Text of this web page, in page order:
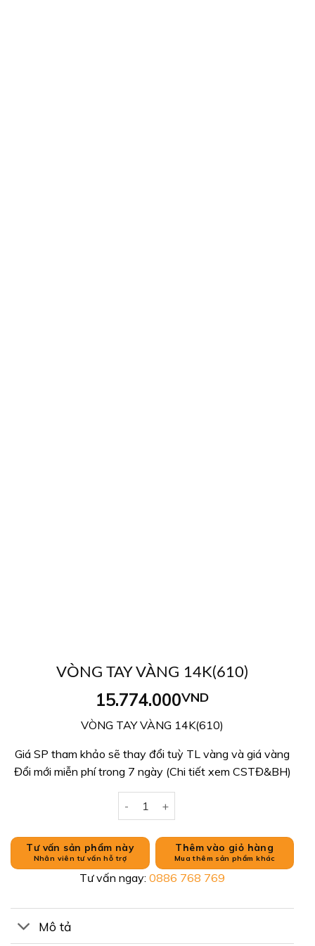
VÒNG TAY VÀNG 14K(610)
15.774.000VND
VÒNG TAY VÀNG 14K(610)
Giá SP tham khảo sẽ thay đổi tuỳ TL vàng và giá vàng
Đổi mới miễn phí trong 7 ngày (Chi tiết xem CSTĐ&BH)
Tư vấn sản phẩm này
Nhân viên tư vấn hỗ trợ
Thêm vào giỏ hàng
Mua thêm sản phẩm khác
Tư vấn ngay: 0886 768 769
Mô tả